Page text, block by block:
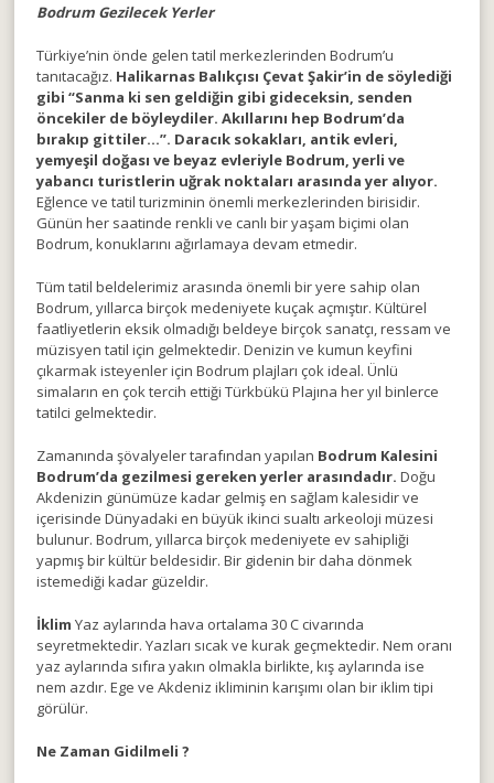
Bodrum Gezilecek Yerler
Türkiye’nin önde gelen tatil merkezlerinden Bodrum’u
tanıtacağız. Halikarnas Balıkçısı Çevat Şakir’in de söylediği
gibi “Sanma ki sen geldiğin gibi gideceksin, senden
öncekiler de böyleydiler. Akıllarını hep Bodrum’da
bırakıp gittiler…”. Daracık sokakları, antik evleri,
yemyeşil doğası ve beyaz evleriyle Bodrum, yerli ve
yabancı turistlerin uğrak noktaları arasında yer alıyor.
Eğlence ve tatil turizminin önemli merkezlerinden birisidir.
Günün her saatinde renkli ve canlı bir yaşam biçimi olan
Bodrum, konuklarını ağırlamaya devam etmedir.
Tüm tatil beldelerimiz arasında önemli bir yere sahip olan
Bodrum, yıllarca birçok medeniyete kuçak açmıştır. Kültürel
faatliyetlerin eksik olmadığı beldeye birçok sanatçı, ressam ve
müzisyen tatil için gelmektedir. Denizin ve kumun keyfini
çıkarmak isteyenler için Bodrum plajları çok ideal. Ünlü
simaların en çok tercih ettiği Türkbükü Plajına her yıl binlerce
tatilci gelmektedir.
Zamanında şövalyeler tarafından yapılan Bodrum Kalesini
Bodrum’da gezilmesi gereken yerler arasındadır. Doğu
Akdenizin günümüze kadar gelmiş en sağlam kalesidir ve
içerisinde Dünyadaki en büyük ikinci sualtı arkeoloji müzesi
bulunur. Bodrum, yıllarca birçok medeniyete ev sahipliği
yapmış bir kültür beldesidir. Bir gidenin bir daha dönmek
istemediği kadar güzeldir.
İklim Yaz aylarında hava ortalama 30 C civarında
seyretmektedir. Yazları sıcak ve kurak geçmektedir. Nem oranı
yaz aylarında sıfıra yakın olmakla birlikte, kış aylarında ise
nem azdır. Ege ve Akdeniz ikliminin karışımı olan bir iklim tipi
görülür.
Ne Zaman Gidilmeli ?